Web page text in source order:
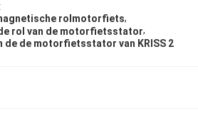
rolmotorfiets,
de rol van de motorfietsstator,
de de motorfietsstator van KRISS 2